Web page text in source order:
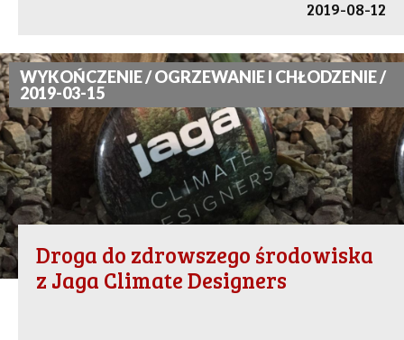
2019-08-12
WYKOŃCZENIE / OGRZEWANIE I CHŁODZENIE /
2019-03-15
Droga do zdrowszego środowiska
z Jaga Climate Designers